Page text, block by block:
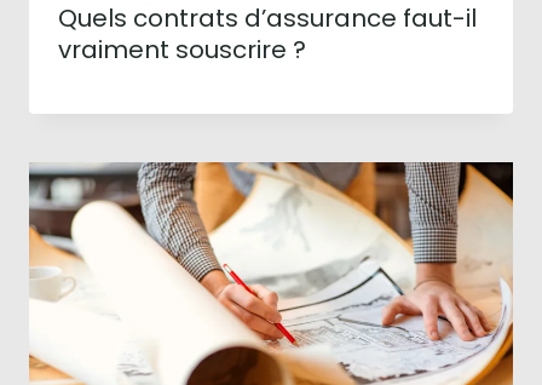
Quels contrats d’assurance faut-il
vraiment souscrire ?